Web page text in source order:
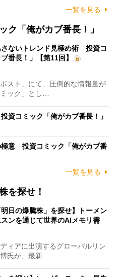
一覧を見る
ク「俺がカブ番長！」
さないトレンド見極め術 投資コ
番長！」【第11回】
スト」にて、圧倒的な情報量が
ック」とし…
資コミック「俺がカブ番長！」
意 投資コミック「俺がカブ番
一覧を見る
を探せ！
明日の爆騰株」を探せ】トーメン
ンを通じて世界のAIメモリ需
ィアに出演するグローバルリン
氏が、最新…